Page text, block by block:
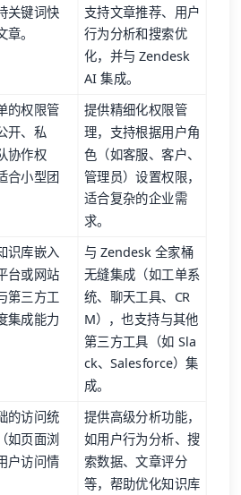
关键词快
。
支持文章推荐、用户
行为分析和搜索优
化，并与 Zendesk
AI 集成。
的权限管
开、私
协作权
合小型团
提供精细化权限管
理，支持根据用户角
色（如客服、客户、
管理员）设置权限，
适合复杂的企业需
求。
识库嵌入
台或网站
第三方工
集成能力
与 Zendesk 全家桶
无缝集成（如工单系
统、聊天工具、CR
M），也支持与其他
第三方工具（如 Sla
ck、Salesforce）集
成。
的访问统
如页面浏
户访问情
提供高级分析功能，
如用户行为分析、搜
索数据、文章评分
等，帮助优化知识库